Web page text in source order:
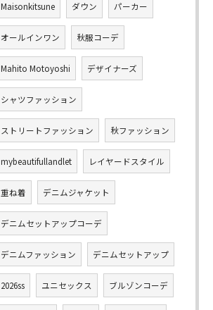
Maisonkitsune ダウン パーカー
オールインワン 秋服コーデ
Mahito Motoyoshi デザイナーズ
シャツファッション
ストリートファッション 秋ファッション
mybeautifullandlet レイヤードスタイル
重ね着 デニムジャケット
デニムセットアップコーデ
デニムファッション デニムセットアップ
2026ss ユニセックス ブルゾンコーデ